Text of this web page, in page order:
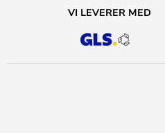
VI LEVERER MED